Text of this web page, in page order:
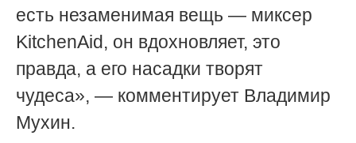
есть незаменимая вещь — миксер
KitchenAid, он вдохновляет, это
правда, а его насадки творят
чудеса», — комментирует Владимир
Мухин.